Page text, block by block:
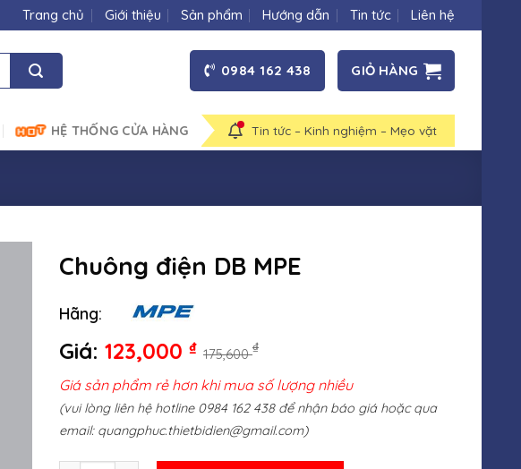
Trang chủ Giới thiệu Sản phẩm Hướng dẫn Tin tức Liên hệ
0984 162 438 GIỎ HÀNG
HỆ THỐNG CỬA HÀNG Tin tức – Kinh nghiệm – Mẹo vặt
Chuông điện DB MPE
Giá: 175,600₫
123,000 ₫
Hãng:
Giá sản phẩm rẻ hơn khi mua số lượng nhiều
(vui lòng liên hệ hotline 0984 162 438 để nhận báo giá hoặc qua
email: quangphuc.thietbidien@gmail.com)